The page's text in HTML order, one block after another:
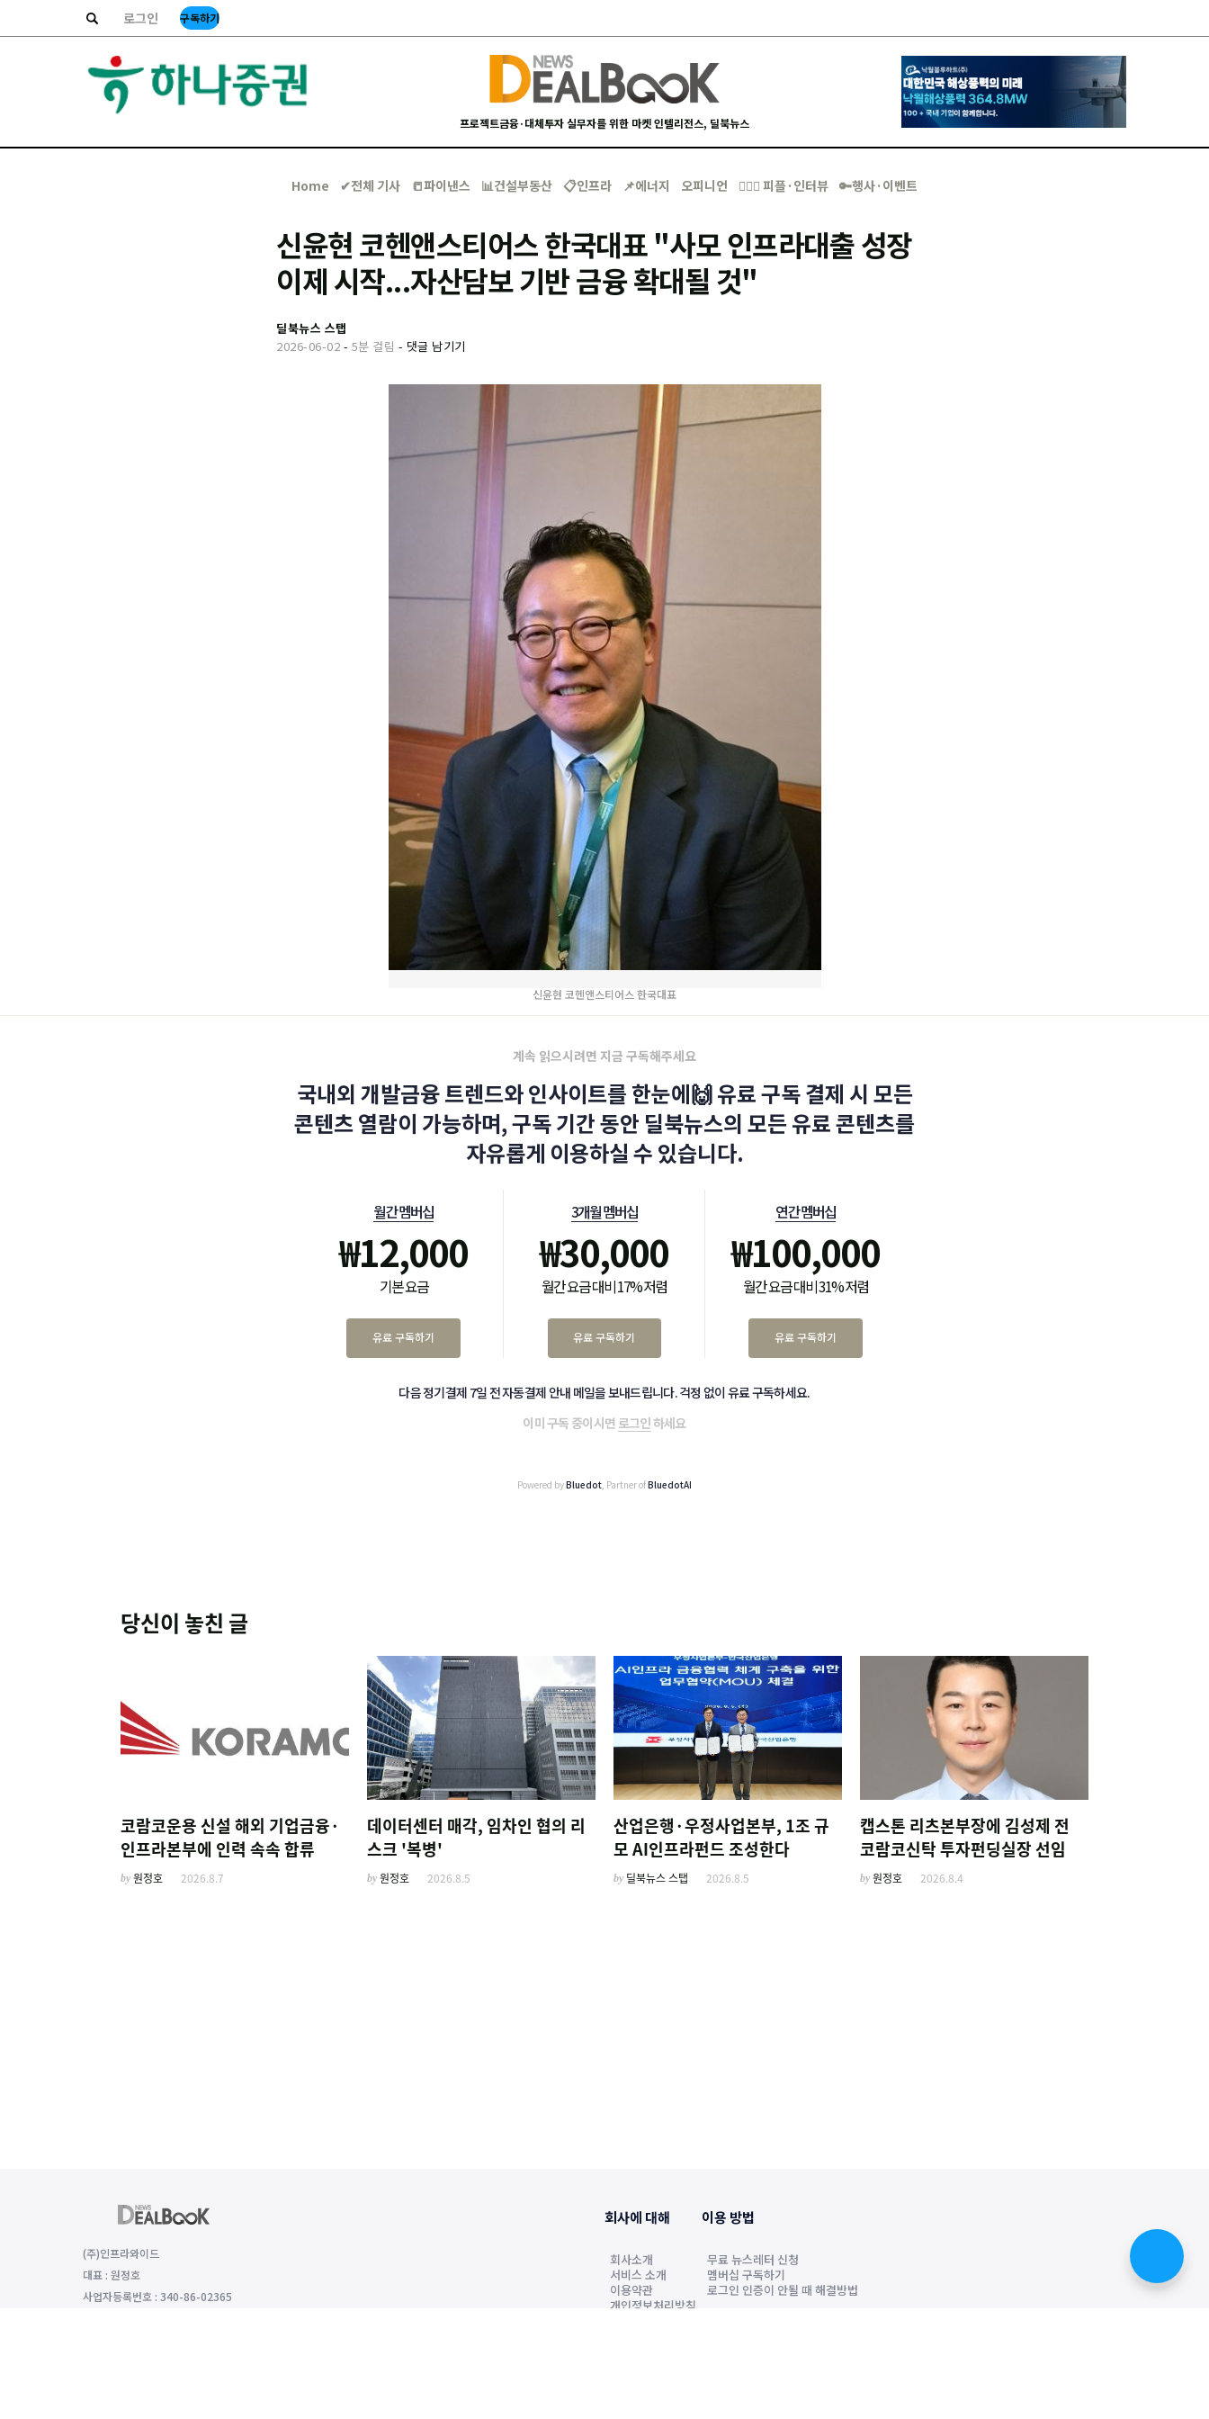
로그인 구독하기
프로젝트금융·대체투자 실무자를 위한 마켓 인텔리전스, 딜북뉴스
Home ✔︎전체 기사 📒파이낸스 📊건설부동산 📋인프라 📌에너지 오피니언 🙋🏻‍♂️ 피플·인터뷰 🔑행사·이벤트
신윤현 코헨앤스티어스 한국대표 "사모 인프라대출 성장
이제 시작...자산담보 기반 금융 확대될 것"
딜북뉴스 스탭
2026-06-02 - 5분 걸림 - 댓글 남기기
신윤현 코헨앤스티어스 한국대표
계속 읽으시려면 지금 구독해주세요
국내외 개발금융 트렌드와 인사이트를 한눈에🙌 유료 구독 결제 시 모든
콘텐츠 열람이 가능하며, 구독 기간 동안 딜북뉴스의 모든 유료 콘텐츠를
자유롭게 이용하실 수 있습니다.
월간 멤버십
₩12,000
기본 요금
유료 구독하기
3개월 멤버십
₩30,000
월간 요금 대비 17% 저렴
유료 구독하기
연간 멤버십
₩100,000
월간 요금 대비 31% 저렴
유료 구독하기
다음 정기결제 7일 전 자동결제 안내 메일을 보내드립니다. 걱정 없이 유료 구독하세요.
이미 구독 중이시면 로그인하세요
Powered byBluedot, Partner ofBluedotAI
당신이 놓친 글
코람코운용 신설 해외 기업금융·
인프라본부에 인력 속속 합류
by원정호 2026.8.7
데이터센터 매각, 임차인 협의 리
스크 '복병'
by원정호 2026.8.5
산업은행·우정사업본부, 1조 규
모 AI인프라펀드 조성한다
by 딜북뉴스 스탭 2026.8.5
캡스톤 리츠본부장에 김성제 전
코람코신탁 투자펀딩실장 선임
by원정호 2026.8.4
(주)인프라와이드
대표 : 원정호
사업자등록번호 : 340-86-02365
회사에 대해
회사소개
서비스 소개
이용약관
개인정보처리방침
이용 방법
무료 뉴스레터 신청
멤버십 구독하기
로그인 인증이 안될 때 해결방법